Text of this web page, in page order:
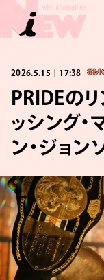
2026.5.15｜17:38
PRIDEの
ッシング・
ン・ジョ